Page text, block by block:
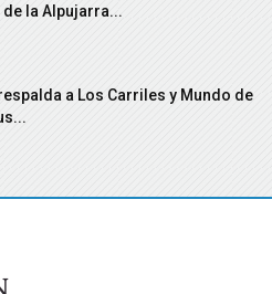
la Alpujarra...
a Los Carriles y Mundo de